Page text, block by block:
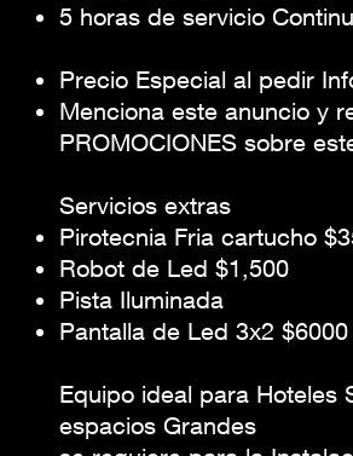
5 horas de servicio
Precio Especial al pedir
Menciona este anuncio y
PROMOCIONES sobre
Servicios extras
Pirotecnia Fria cartucho
Robot de Led $1,500
Pista Iluminada
Pantalla de Led 3x2 $6000
Equipo ideal para Hoteles
espacios Grandes